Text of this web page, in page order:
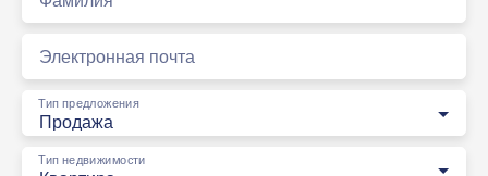
Электронная почта
Продажа
Тип предложения
Тип недвижимости